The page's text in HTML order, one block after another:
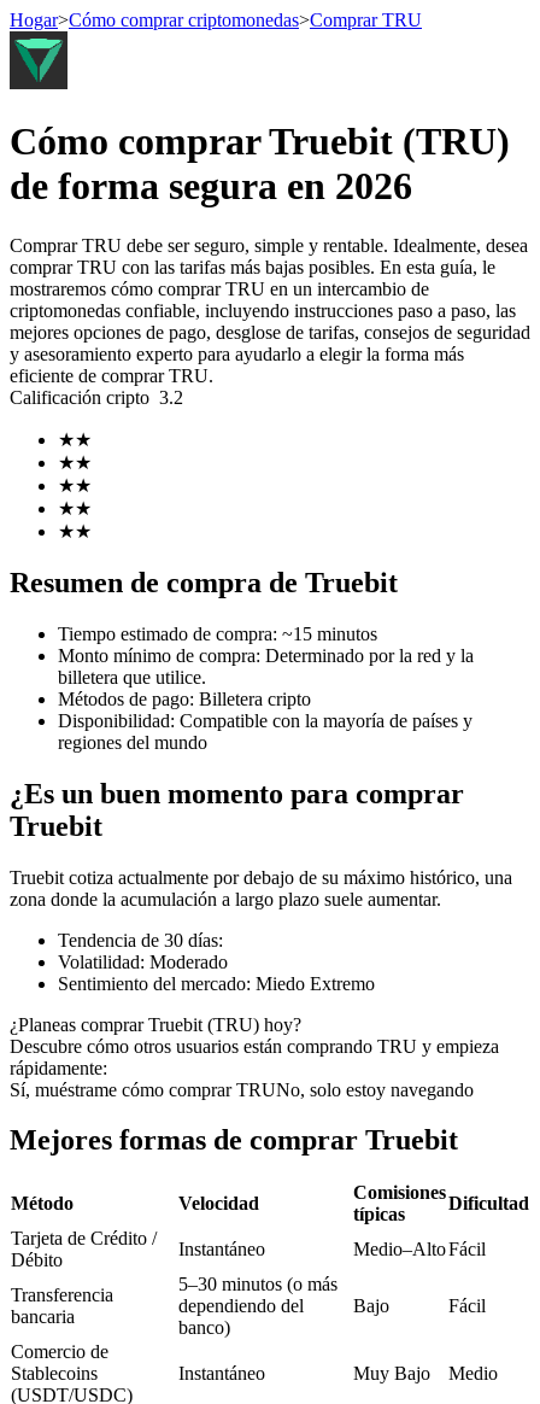
Futuros del USDT
Futuros que utilizan USDT como garantía
Futuros COIN-M
Futuros de criptomonedas
TradFi
Derivados de acciones, divisas, metales preciosos y materias
primas
Futuros del USDC
Futuros que utilizan USDC como garantía
Copiar Trading
Hogar>Cómo comprar criptomonedas>Comprar TRU
Cómo comprar Truebit (TRU)
de forma segura en 2026
Comprar TRU debe ser seguro, simple y rentable. Idealmente, desea
comprar TRU con las tarifas más bajas posibles. En esta guía, le
mostraremos cómo comprar TRU en un intercambio de
criptomonedas confiable, incluyendo instrucciones paso a paso, las
mejores opciones de pago, desglose de tarifas, consejos de seguridad
y asesoramiento experto para ayudarlo a elegir la forma más
eficiente de comprar TRU.
Calificación cripto 3.2
★★
★★
★★
★★
★★
Resumen de compra de Truebit
Tiempo estimado de compra: ~15 minutos
Monto mínimo de compra: Determinado por la red y la
billetera que utilice.
Métodos de pago: Billetera cripto
Disponibilidad: Compatible con la mayoría de países y
regiones del mundo
¿Es un buen momento para comprar
Truebit
Truebit cotiza actualmente por debajo de su máximo histórico, una
zona donde la acumulación a largo plazo suele aumentar.
Tendencia de 30 días:
Volatilidad: Moderado
Sentimiento del mercado: Miedo Extremo
¿Planeas comprar Truebit (TRU) hoy?
Descubre cómo otros usuarios están comprando TRU y empieza
rápidamente:
Sí, muéstrame cómo comprar TRUNo, solo estoy navegando
Mejores formas de comprar Truebit
Método Velocidad
Comisiones
típicas
Dificultad
Tarjeta de Crédito /
Débito
Instantáneo Medio–AltoFácil
Transferencia
bancaria
5–30 minutos (o más
dependiendo del
banco)
Bajo Fácil
Comercio de
Stablecoins
(USDT/USDC)
Instantáneo Muy Bajo Medio